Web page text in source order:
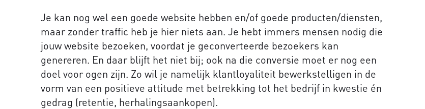
Je kan nog wel een goede website hebben en/of goede producten/diensten,
maar zonder traffic heb je hier niets aan. Je hebt immers mensen nodig die
jouw website bezoeken, voordat je geconverteerde bezoekers kan
genereren. En daar blijft het niet bij; ook na die conversie moet er nog een
doel voor ogen zijn. Zo wil je namelijk klantloyaliteit bewerkstelligen in de
vorm van een positieve attitude met betrekking tot het bedrijf in kwestie én
gedrag (retentie, herhalingsaankopen).